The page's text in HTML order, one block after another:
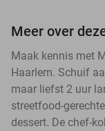
Meer over
Maak kennis met
Haarlem. Schuif
maar liefst 2 uur
streetfood-
dessert. De chef-